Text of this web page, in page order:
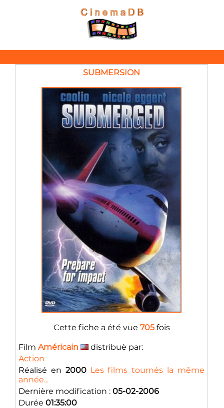
SUBMERSION
Cette fiche a été vue 705fois
Film Américain
distribuè par:
Action
Réalisé en 2000 Les films tournés la même
année...
Dernière modification : 05-02-2006
Durée 01:35:00